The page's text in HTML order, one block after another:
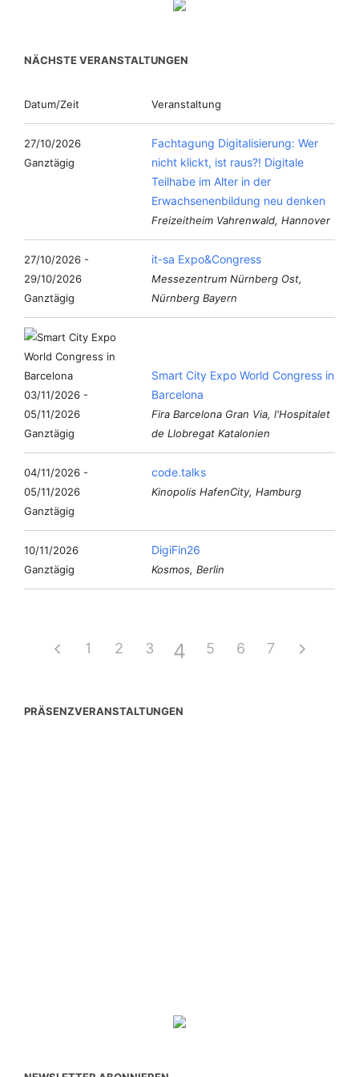
NÄCHSTE VERANSTALTUNGEN
Datum/Zeit Veranstaltung
27/10/2026
Ganztägig
Fachtagung Digitalisierung: Wer
nicht klickt, ist raus?! Digitale
Teilhabe im Alter in der
Erwachsenenbildung neu denken
Freizeitheim Vahrenwald, Hannover
27/10/2026 -
29/10/2026
Ganztägig
it-sa Expo&Congress
Messezentrum Nürnberg Ost,
Nürnberg Bayern
03/11/2026 -
05/11/2026
Ganztägig
Smart City Expo World Congress in
Barcelona
Fira Barcelona Gran Via, l'Hospitalet
de Llobregat Katalonien
04/11/2026 -
05/11/2026
Ganztägig
code.talks
Kinopolis HafenCity, Hamburg
10/11/2026
Ganztägig
DigiFin26
Kosmos, Berlin
1 2 3 4 5 6 7
PRÄSENZVERANSTALTUNGEN